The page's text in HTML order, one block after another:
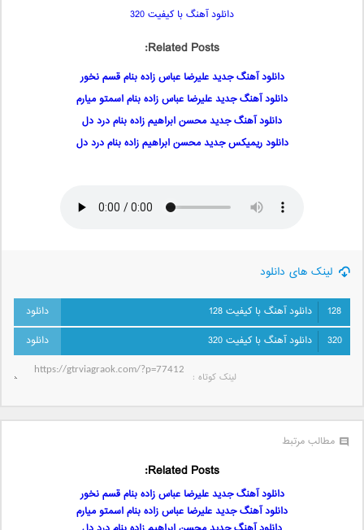
دانلود آهنگ با کیفیت 320
Related Posts:
دانلود آهنگ جدید علیرضا عباس زاده بنام قسم نخور
دانلود آهنگ جدید علیرضا عباس زاده بنام اسمتو میارم
دانلود آهنگ جدید محسن ابراهیم زاده بنام درد دل
دانلود ریمیکس جدید محسن ابراهیم زاده بنام درد دل
لینک های دانلود
128
دانلود آهنگ با کیفیت 128
320
دانلود آهنگ با کیفیت 320
لینک کوتاه‌ :
مطالب مرتبط
Related Posts:
دانلود آهنگ جدید علیرضا عباس زاده بنام قسم نخور
دانلود آهنگ جدید علیرضا عباس زاده بنام اسمتو میارم